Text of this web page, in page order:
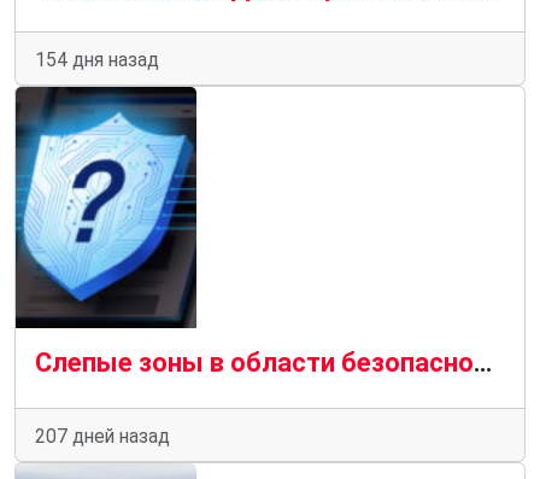
154 дня назад
Слепые зоны в области безопасности ИИ и LLM
207 дней назад